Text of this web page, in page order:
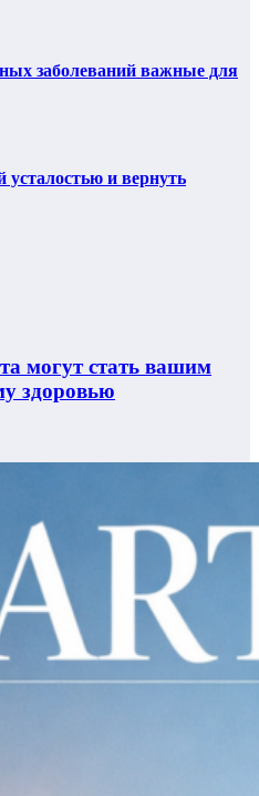
заболеваний важные для
усталостью и вернуть
могут стать вашим
здоровью